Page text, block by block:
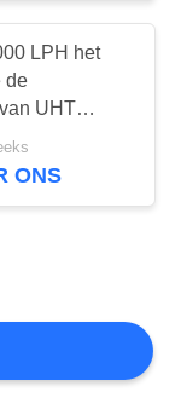
LPH het
de
UHT
ONS